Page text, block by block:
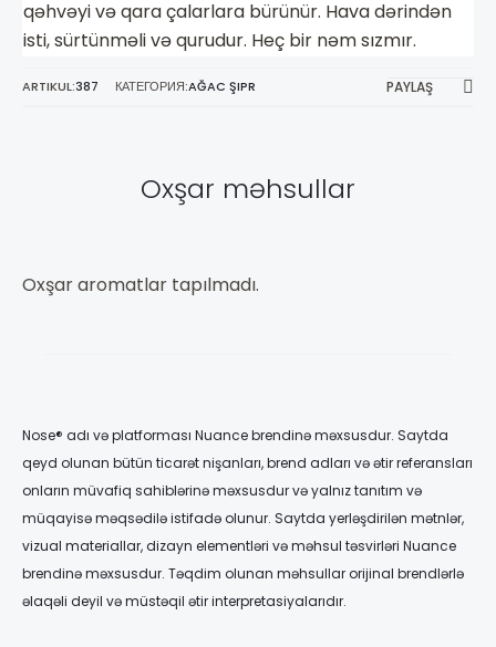
qəhvəyi və qara çalarlara bürünür. Hava dərindən
isti, sürtünməli və qurudur. Heç bir nəm sızmır.
ARTIKUL:387 КАТЕГОРИЯ:AĞAC ŞIPR PAYLAŞ
Oxşar məhsullar
Oxşar aromatlar tapılmadı.
Nose® adı və platforması Nuance brendinə məxsusdur. Saytda
qeyd olunan bütün ticarət nişanları, brend adları və ətir referansları
onların müvafiq sahiblərinə məxsusdur və yalnız tanıtım və
müqayisə məqsədilə istifadə olunur. Saytda yerləşdirilən mətnlər,
vizual materiallar, dizayn elementləri və məhsul təsvirləri Nuance
brendinə məxsusdur. Təqdim olunan məhsullar orijinal brendlərlə
əlaqəli deyil və müstəqil ətir interpretasiyalarıdır.